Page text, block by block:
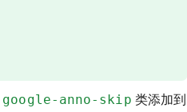
google-anno-skip 类添加到